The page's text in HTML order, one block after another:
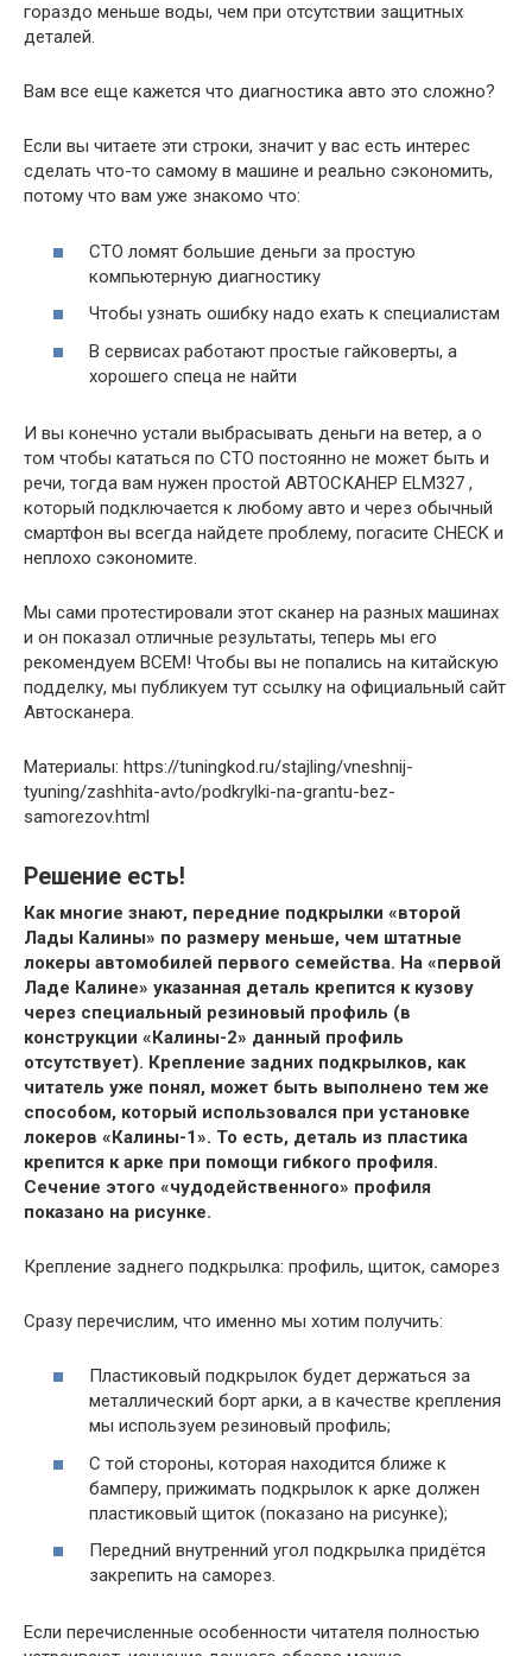
гораздо меньше воды, чем при отсутствии защитных
деталей.
Вам все еще кажется что диагностика авто это сложно?
Если вы читаете эти строки, значит у вас есть интерес
сделать что-то самому в машине и реально сэкономить,
потому что вам уже знакомо что:
СТО ломят большие деньги за простую
компьютерную диагностику
Чтобы узнать ошибку надо ехать к специалистам
В сервисах работают простые гайковерты, а
хорошего спеца не найти
И вы конечно устали выбрасывать деньги на ветер, а о
том чтобы кататься по СТО постоянно не может быть и
речи, тогда вам нужен простой АВТОСКАНЕР ELM327 ,
который подключается к любому авто и через обычный
смартфон вы всегда найдете проблему, погасите CHECK и
неплохо сэкономите.
Мы сами протестировали этот сканер на разных машинах
и он показал отличные результаты, теперь мы его
рекомендуем ВСЕМ! Чтобы вы не попались на китайскую
подделку, мы публикуем тут ссылку на официальный сайт
Автосканера.
Материалы: https://tuningkod.ru/stajling/vneshnij-
tyuning/zashhita-avto/podkrylki-na-grantu-bez-
samorezov.html
Решение есть!
Как многие знают, передние подкрылки «второй
Лады Калины» по размеру меньше, чем штатные
локеры автомобилей первого семейства. На «первой
Ладе Калине» указанная деталь крепится к кузову
через специальный резиновый профиль (в
конструкции «Калины-2» данный профиль
отсутствует). Крепление задних подкрылков, как
читатель уже понял, может быть выполнено тем же
способом, который использовался при установке
локеров «Калины-1». То есть, деталь из пластика
крепится к арке при помощи гибкого профиля.
Сечение этого «чудодейственного» профиля
показано на рисунке.
Крепление заднего подкрылка: профиль, щиток, саморез
Сразу перечислим, что именно мы хотим получить:
Пластиковый подкрылок будет держаться за
металлический борт арки, а в качестве крепления
мы используем резиновый профиль;
С той стороны, которая находится ближе к
бамперу, прижимать подкрылок к арке должен
пластиковый щиток (показано на рисунке);
Передний внутренний угол подкрылка придётся
закрепить на саморез.
Если перечисленные особенности читателя полностью